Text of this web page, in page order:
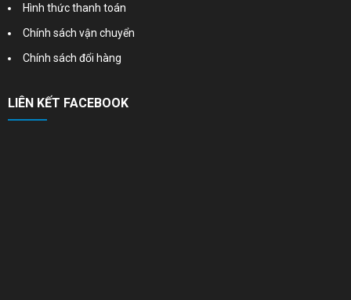
Hình thức thanh toán
Chính sách vận chuyển
Chính sách đổi hàng
LIÊN KẾT FACEBOOK